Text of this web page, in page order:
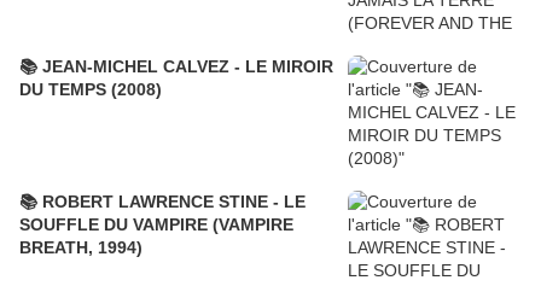
📚 JEAN-MICHEL CALVEZ - LE MIROIR
DU TEMPS (2008)
📚 ROBERT LAWRENCE STINE - LE
SOUFFLE DU VAMPIRE (VAMPIRE
BREATH, 1994)